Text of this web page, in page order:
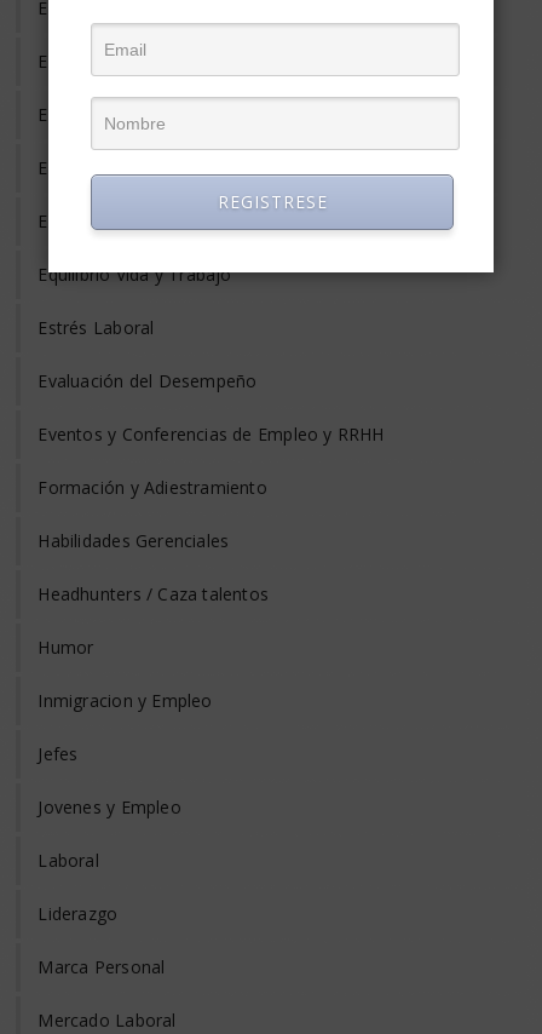
Empleo Freelance
Empleo Informal
Empleo Temporal
Emprendedores
Entrevista de Trabajo
Equilibrio Vida y Trabajo
Estrés Laboral
Evaluación del Desempeño
Eventos y Conferencias de Empleo y RRHH
Formación y Adiestramiento
Habilidades Gerenciales
Headhunters / Caza talentos
Humor
Inmigracion y Empleo
Jefes
Jovenes y Empleo
Laboral
Liderazgo
Marca Personal
Mercado Laboral
REGISTRESE